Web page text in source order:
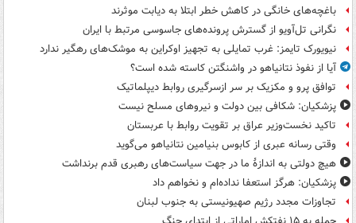
باغچه‌های خانگی در کاهش خطر ابتلا به دیابت موثرند
نگرانی تل‌آویو از گسترش پرونده‌های جاسوسی مرتبط با ایران
نیویورک تایمز: غرب تمایلی به تجهیز اوکراین به موشک‌های رهگیر ندارد
آیا از نفوذ نتانیاهو در واشنگتن کاسته شده است؟
توافق پرو و مکزیک بر سر ازسرگیری روابط دیپلماتیک
پزشکیان: شکافی بین دولت و نیروهای مسلح نیست
تاکید نخست‌وزیر عراق بر تقویت روابط با عربستان
وقتی رسانه عبری از کابوس بنیامین نتانیاهو می‌گوید
هیچ دولتی به اندازۀ ما در جهت سیاست‌های رهبری قدم برنداشت
پزشکیان: هرگز استعفا نداده‌ام و نخواهم داد
تجاوزات مجدد رژیم صهیونیستی به جنوب لبنان